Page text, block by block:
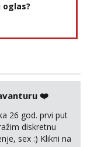
❤️
26 god. prvi put
diskretnu
sex :) Klikni na